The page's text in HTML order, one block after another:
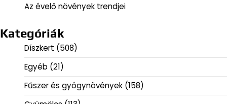
Az évelő növények trendjei
Kategóriák
Díszkert (508)
Egyéb (21)
Fűszer és gyógynövények (158)